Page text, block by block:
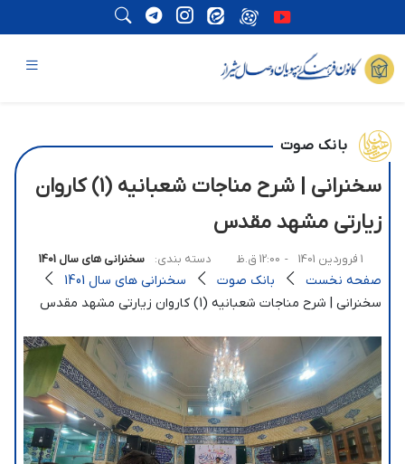
بانک صوت
سخنرانی | شرح مناجات شعبانیه (1) کاروان
زیارتی مشهد مقدس
1 فروردین 1401 - 12:00 ق.ظ دسته بندی: سخنرانی های سال 1401
صفحه نخست بانک صوت
سخنرانی های سال 1401
سخنرانی | شرح مناجات شعبانیه (1) کاروان زیارتی مشهد مقدس